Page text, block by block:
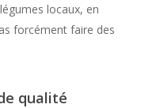
locaux, en
forcément faire des
qualité